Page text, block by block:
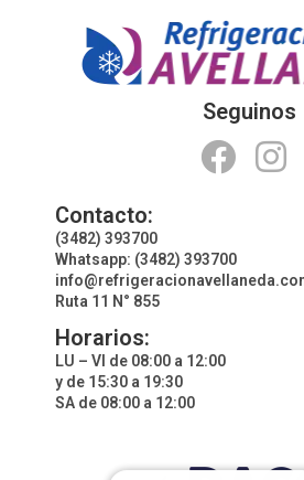
Seguinos
Contacto:
(3482) 393700
Whatsapp: (3482) 393700
Ruta 11 N° 855
Horarios:
LU – VI de 08:00 a 12:00
y de 15:30 a 19:30
SA de 08:00 a 12:00